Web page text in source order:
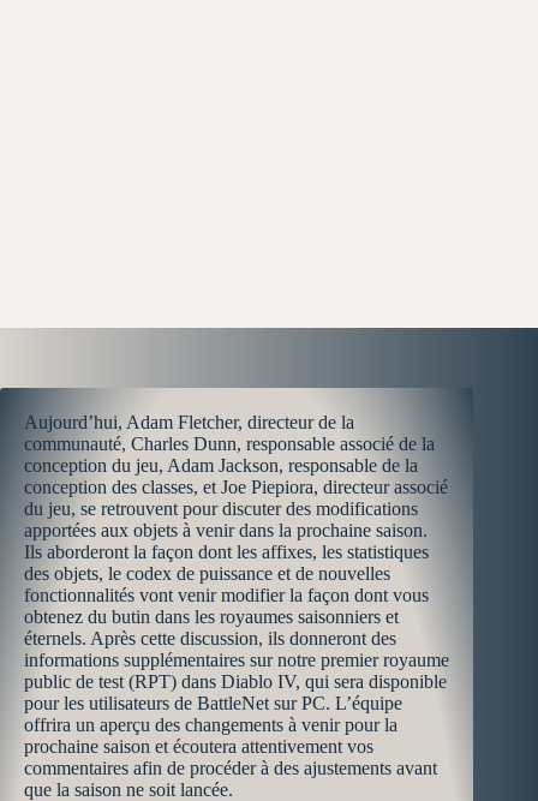
Aujourd’hui, Adam Fletcher, directeur de la
communauté, Charles Dunn, responsable associé de la
conception du jeu, Adam Jackson, responsable de la
conception des classes, et Joe Piepiora, directeur associé
du jeu, se retrouvent pour discuter des modifications
apportées aux objets à venir dans la prochaine saison.
Ils aborderont la façon dont les affixes, les statistiques
des objets, le codex de puissance et de nouvelles
fonctionnalités vont venir modifier la façon dont vous
obtenez du butin dans les royaumes saisonniers et
éternels. Après cette discussion, ils donneront des
informations supplémentaires sur notre premier royaume
public de test (RPT) dans Diablo IV, qui sera disponible
pour les utilisateurs de BattleNet sur PC. L’équipe
offrira un aperçu des changements à venir pour la
prochaine saison et écoutera attentivement vos
commentaires afin de procéder à des ajustements avant
que la saison ne soit lancée.